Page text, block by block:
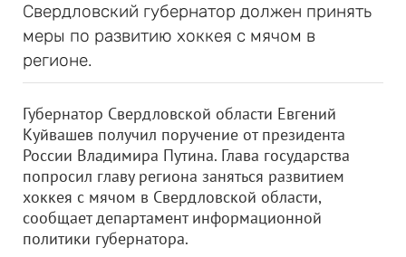
Свердловский губернатор должен принять
меры по развитию хоккея с мячом в
регионе.
Губернатор Свердловской области Евгений
Куйвашев получил поручение от президента
России Владимира Путина. Глава государства
попросил главу региона заняться развитием
хоккея с мячом в Свердловской области,
сообщает департамент информационной
политики губернатора.